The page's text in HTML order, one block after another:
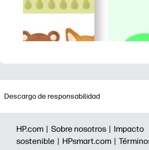
Descargo de responsabilidad
HP.com | Sobre nosotros | Impacto
sostenible | HPsmart.com |